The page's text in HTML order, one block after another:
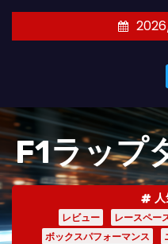
キ
ッ
プ
F1ラップ
レビュー レースペー
ボックスパフォーマンス